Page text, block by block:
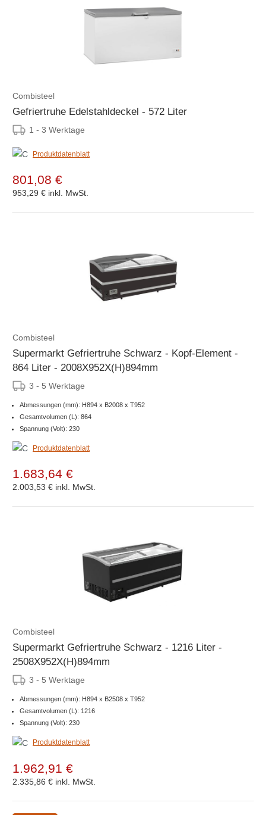
Combisteel
Gefriertruhe Edelstahldeckel - 572 Liter
1 - 3 Werktage
Produktdatenblatt
801,08 €
953,29 € inkl. MwSt.
Combisteel
Supermarkt Gefriertruhe Schwarz - Kopf-Element -
864 Liter - 2008X952X(H)894mm
3 - 5 Werktage
Abmessungen (mm): H894 x B2008 x T952
Gesamtvolumen (L): 864
Spannung (Volt): 230
Produktdatenblatt
1.683,64 €
2.003,53 € inkl. MwSt.
Combisteel
Supermarkt Gefriertruhe Schwarz - 1216 Liter -
2508X952X(H)894mm
3 - 5 Werktage
Abmessungen (mm): H894 x B2508 x T952
Gesamtvolumen (L): 1216
Spannung (Volt): 230
Produktdatenblatt
1.962,91 €
2.335,86 € inkl. MwSt.